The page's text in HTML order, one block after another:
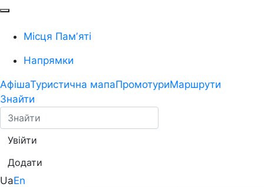
Місця Памʼяті
Напрямки
АфішаТуристична мапаПромотуриМаршрути
Знайти
Увійти
Додати
UaEn